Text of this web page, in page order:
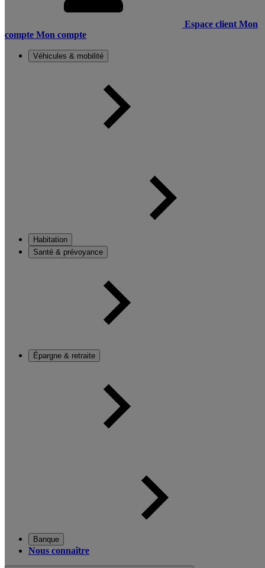
Espace client Mon
compte Mon compte
Véhicules & mobilité
Habitation
Santé & prévoyance
Épargne & retraite
Banque
Nous connaître